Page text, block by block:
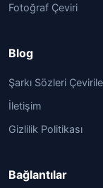
Fotoğraf Çeviri
Blog
Şarkı Sözleri
İletişim
Gizlilik Politikası
Bağlantılar